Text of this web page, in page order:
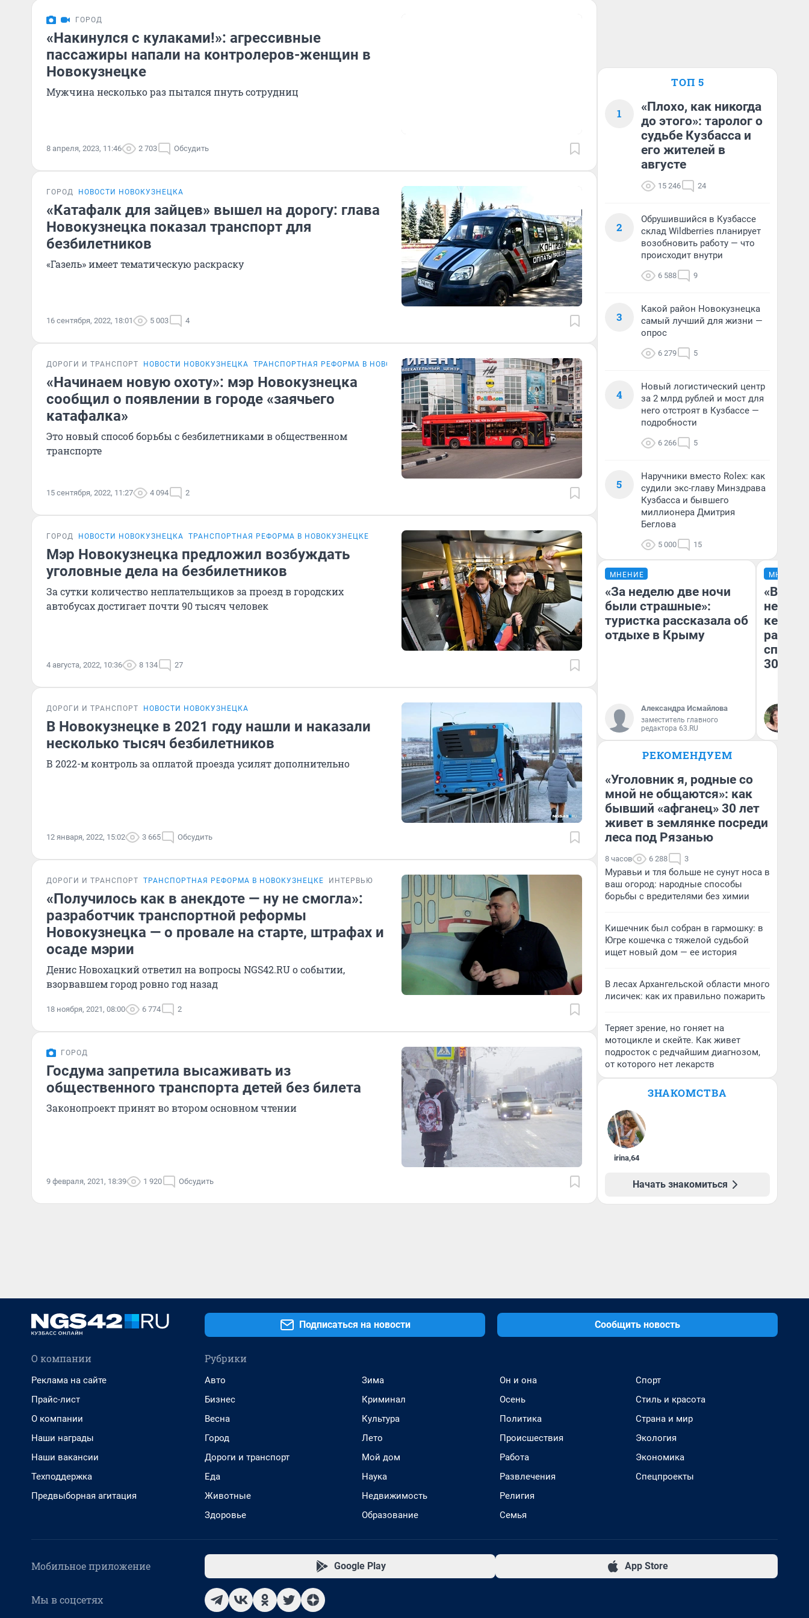
ГОРОД
«Накинулся с кулаками!»: агрессивные
пассажиры напали на контролеров-женщин в
Новокузнецке
Мужчина несколько раз пытался пнуть сотрудниц
8 апреля, 2023, 11:46 2 703 Обсудить
ГОРОД НОВОСТИ НОВОКУЗНЕЦКА
«Катафалк для зайцев» вышел на дорогу: глава
Новокузнецка показал транспорт для
безбилетников
«Газель» имеет тематическую раскраску
16 сентября, 2022, 18:01 5 003 4
ДОРОГИ И ТРАНСПОРТ НОВОСТИ НОВОКУЗНЕЦКА ТРАНСПОРТНАЯ РЕФОРМА В НОВОКУЗНЕЦКЕ
«Начинаем новую охоту»: мэр Новокузнецка
сообщил о появлении в городе «заячьего
катафалка»
Это новый способ борьбы с безбилетниками в общественном
транспорте
15 сентября, 2022, 11:27 4 094 2
ГОРОД НОВОСТИ НОВОКУЗНЕЦКА ТРАНСПОРТНАЯ РЕФОРМА В НОВОКУЗНЕЦКЕ
Мэр Новокузнецка предложил возбуждать
уголовные дела на безбилетников
За сутки количество неплательщиков за проезд в городских
автобусах достигает почти 90 тысяч человек
4 августа, 2022, 10:36 8 134 27
ДОРОГИ И ТРАНСПОРТ НОВОСТИ НОВОКУЗНЕЦКА
В Новокузнецке в 2021 году нашли и наказали
несколько тысяч безбилетников
В 2022-м контроль за оплатой проезда усилят дополнительно
12 января, 2022, 15:02 3 665 Обсудить
ДОРОГИ И ТРАНСПОРТ ТРАНСПОРТНАЯ РЕФОРМА В НОВОКУЗНЕЦКЕ ИНТЕРВЬЮ
«Получилось как в анекдоте — ну не смогла»:
разработчик транспортной реформы
Новокузнецка — о провале на старте, штрафах и
осаде мэрии
Денис Новохацкий ответил на вопросы NGS42.RU о событии,
взорвавшем город ровно год назад
18 ноября, 2021, 08:00 6 774 2
ГОРОД
Госдума запретила высаживать из
общественного транспорта детей без билета
Законопроект принят во втором основном чтении
9 февраля, 2021, 18:39 1 920 Обсудить
ТОП 5
1
«Плохо, как никогда
до этого»: таролог о
судьбе Кузбасса и
его жителей в
августе
15 246 24
2
Обрушившийся в Кузбассе
склад Wildberries планирует
возобновить работу — что
происходит внутри
6 588 9
3
Какой район Новокузнецка
самый лучший для жизни —
опрос
6 279 5
4
Новый логистический центр
за 2 млрд рублей и мост для
него отстроят в Кузбассе —
подробности
6 266 5
5
Наручники вместо Rolex: как
судили экс-главу Минздрава
Кузбасса и бывшего
миллионера Дмитрия
Беглова
5 000 15
МНЕНИЕ
«За неделю две ночи
были страшные»:
туристка рассказала об
отдыхе в Крыму
Александра Исмайлова
заместитель главного
редактора 63.RU
МНЕНИЕ
«Всей
30
РЕКОМЕНДУЕМ
«Уголовник я, родные со
мной не общаются»: как
бывший «афганец» 30 лет
живет в землянке посреди
леса под Рязанью
8 часов 6 288 3
Муравьи и тля больше не сунут носа в
ваш огород: народные способы
борьбы с вредителями без химии
Кишечник был собран в гармошку: в
Югре кошечка с тяжелой судьбой
ищет новый дом — ее история
В лесах Архангельской области много
лисичек: как их правильно пожарить
Теряет зрение, но гоняет на
мотоцикле и скейте. Как живет
подросток с редчайшим диагнозом,
от которого нет лекарств
ЗНАКОМСТВА
irina,64
Начать знакомиться
Подписаться на новости Сообщить новость
О компании
Реклама на сайте
Прайс-лист
О компании
Наши награды
Наши вакансии
Техподдержка
Предвыборная агитация
Рубрики
Авто
Бизнес
Весна
Город
Дороги и транспорт
Еда
Животные
Здоровье
Зима
Криминал
Культура
Лето
Мой дом
Наука
Недвижимость
Образование
Он и она
Осень
Политика
Происшествия
Работа
Развлечения
Религия
Семья
Спорт
Стиль и красота
Страна и мир
Экология
Экономика
Спецпроекты
Мобильное приложение Google Play App Store
Мы в соцсетях